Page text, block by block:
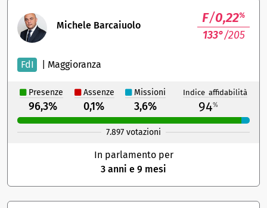
Michele Barcaiuolo F/0,22%
133°/205
FdI Maggioranza
Presenze Assenze Missioni Indice affidabilità
96,3% 0,1% 3,6% 94%
7.897 votazioni
In parlamento per
3 anni e 9 mesi